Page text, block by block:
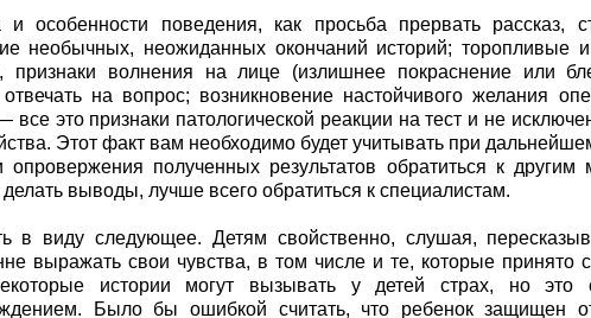
и особенности поведения, как просьба прервать рассказ,
необычных, неожиданных окончаний историй; торопливые
признаки волнения на лице (излишнее покраснение или
на вопрос; возникновение настойчивого желания
все это признаки патологической реакции на тест и не
Этот факт вам необходимо будет учитывать при
полученных результатов обратиться к
выводы, лучше всего обратиться к специалистам.
в виду следующее. Детям свойственно, слушая,
выражать свои чувства, в том числе и те, которые принято
истории могут вызывать у детей страх, но это
Было бы ошибкой считать, что ребенок защищен